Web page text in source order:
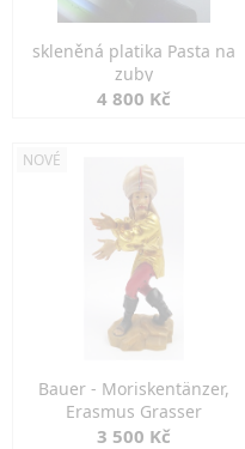
skleněná platika Pasta na
zuby
4 800 Kč
NOVÉ
Bauer - Moriskentänzer,
Erasmus Grasser
3 500 Kč